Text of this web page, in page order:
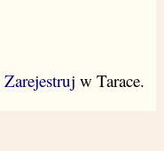
Zarejestruj w Tarace.